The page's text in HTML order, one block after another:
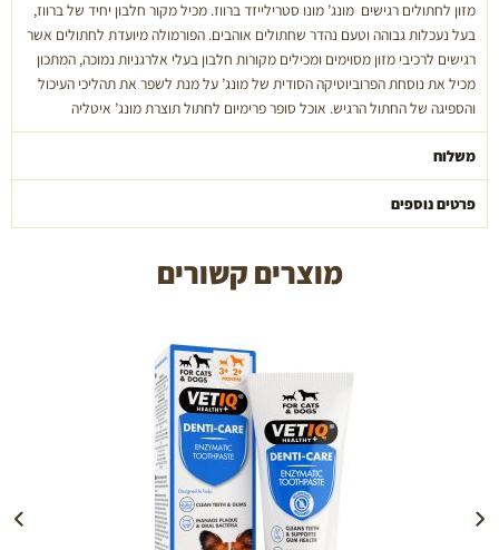
1.5
ק"ג
מזון לחתולים רגישים מונג’ מונו סטרילייזד ברווז. מכיל מקור חלבון יחיד של ברווז,
בעל נעכלות גבוהה וטעם נהדר שחתולים אוהבים. הפורמולה מיועדת לחתולים אשר
רגישים לרכיבי מזון מסוימים ומכילים מקורות חלבון בעלי אלרגניות נמוכה, המתכון
מכיל את נוסחת הפרוביוטיקה הסודית של מונג’ על מנת לשפר את תהליכי העיכול
והספיגה של החתול הרגיש. אוכל סופר פרימיום לחתול תוצרת מונג’ איטליה
משלוח
פרטים נוספים
מוצרים קשורים
הוספה לעגלה